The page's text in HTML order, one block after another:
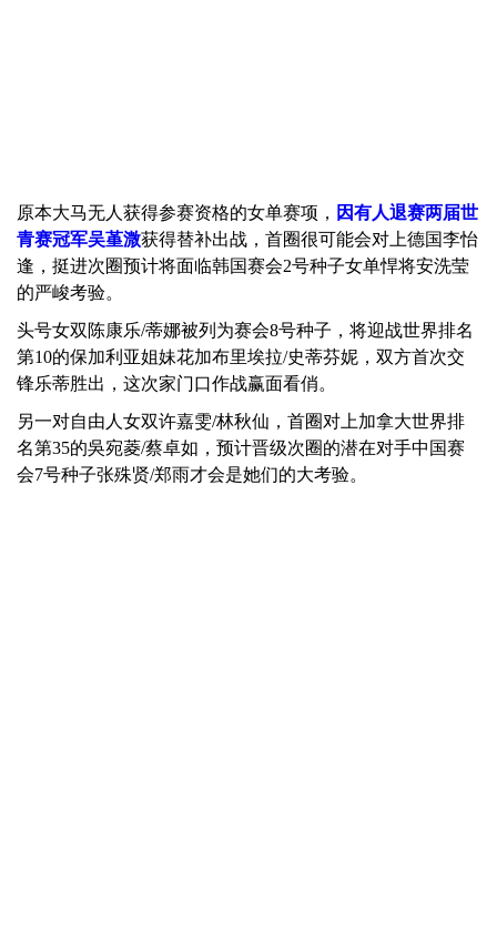
原本大马无人获得参赛资格的女单赛项， 因有人退赛两届世
青赛冠军吴堇溦获得替补出战，首圈很可能会对上德国李怡
逢，挺进次圈预计将面临韩国赛会2号种子女单悍将安洗莹
的严峻考验。
头号女双陈康乐/蒂娜被列为赛会8号种子，将迎战世界排名
第10的保加利亚姐妹花加布里埃拉/史蒂芬妮，双方首次交
锋乐蒂胜出，这次家门口作战赢面看俏。
另一对自由人女双许嘉雯/林秋仙，首圈对上加拿大世界排
名第35的吳宛菱/蔡卓如，预计晋级次圈的潜在对手中国赛
会7号种子张殊贤/郑雨才会是她们的大考验。